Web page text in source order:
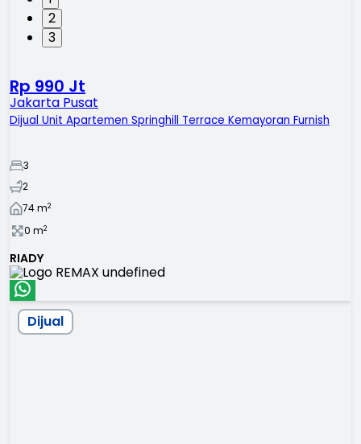
2
3
Rp 990 Jt
Jakarta Pusat
Dijual Unit Apartemen Springhill Terrace Kemayoran Furnish
3
2
74m2
0 m2
RIADY
Dijual